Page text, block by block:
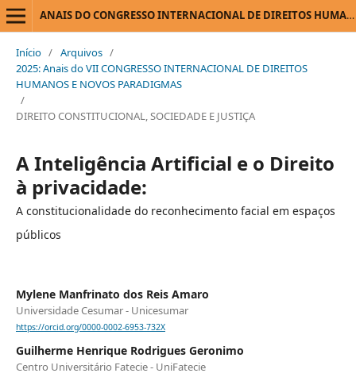
ANAIS DO CONGRESSO INTERNACIONAL DE DIREITOS HUMANOS E NOVOS PARADIGMAS
Início / Arquivos /
2025: Anais do VII CONGRESSO INTERNACIONAL DE DIREITOS
HUMANOS E NOVOS PARADIGMAS
/
DIREITO CONSTITUCIONAL, SOCIEDADE E JUSTIÇA
A Inteligência Artificial e o Direito
à privacidade:
A constitucionalidade do reconhecimento facial em espaços
públicos
Mylene Manfrinato dos Reis Amaro
Universidade Cesumar - Unicesumar
https://orcid.org/0000-0002-6953-732X
Guilherme Henrique Rodrigues Geronimo
Centro Universitário Fatecie - UniFatecie